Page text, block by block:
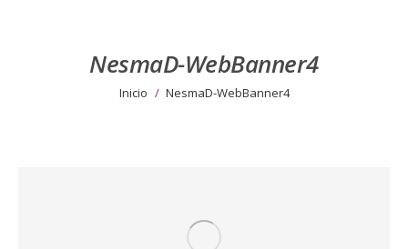
NesmaD-WebBanner4
Estás aquí:
Inicio NesmaD-WebBanner4